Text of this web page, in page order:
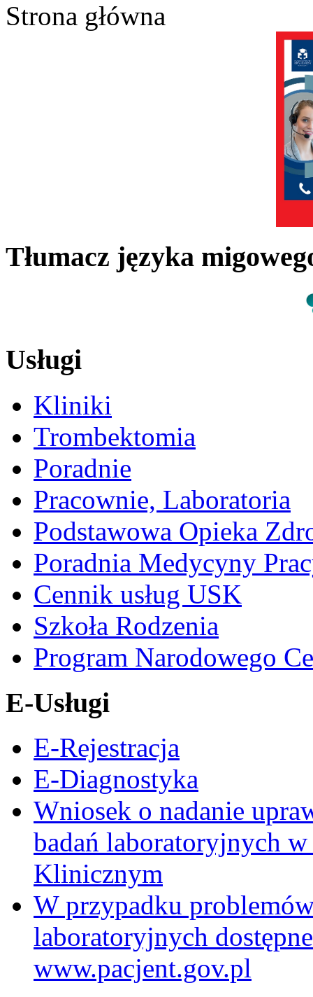
Strona główna
Tłumacz języka
Usługi
Kliniki
Trombektomia
Poradnie
Pracownie, Laboratoria
Podstawowa Opieka
Poradnia Medycyny
Cennik usług USK
Szkoła Rodzenia
Program Narodowego
E-Usługi
E-Rejestracja
E-Diagnostyka
Wniosek o nadanie
badań laboratoryjnych
Klinicznym
W przypadku
laboratoryjnych
www.pacjent.gov.pl